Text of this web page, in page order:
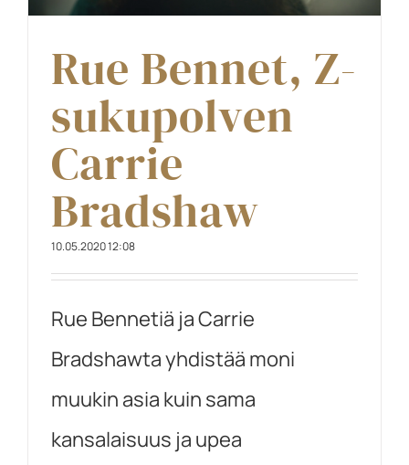
Rue Bennet, Z-
sukupolven
Carrie
Bradshaw
10.05.2020 12:08
Rue Bennetiä ja Carrie
Bradshawta yhdistää moni
muukin asia kuin sama
kansalaisuus ja upea